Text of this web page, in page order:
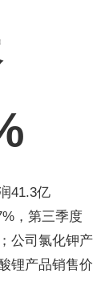
41.3亿
，第三季度
公司氯化钾产
锂产品销售价